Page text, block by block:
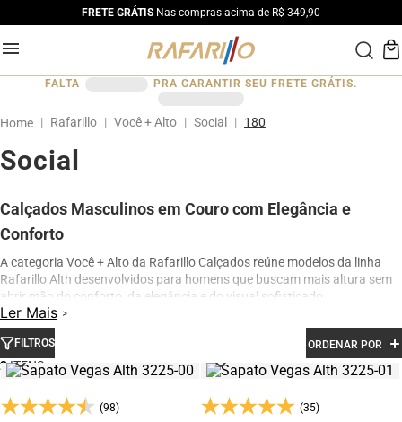
FRETE GRÁTIS Nas compras acima de R$ 349,90
FALTA PRA GARANTIR SEU FRETE GRÁTIS.
Rafarillo Você + Alto Social 180
Social
Calçados Masculinos em Couro com Elegância e
Conforto
A categoria Você + Alto da Rafarillo Calçados reúne modelos da linha
Rafarillo Alth desenvolvidos para homens que buscam mais altura sem
abrir mão do conforto, da elegância e do visual sofisticado.
Os calçados contam com elevação interna de até 7 cm, proporcionando
aumento de altura de forma discreta e natural. Produzidos em couro
legítimo e com acabamento premium, os modelos oferecem excelente
conforto para uso diário, além de design moderno para ocasiões sociais,
Na categoria Você + Alto, você encontra sapatos sociais, casuais,
Ler Mais
FILTROS ORDENAR POR
2
(98) (35)